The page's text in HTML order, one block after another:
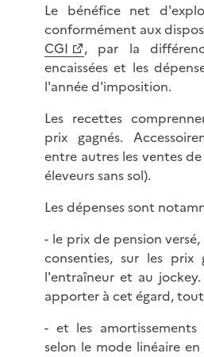
Le bénéfice net
conformément aux
CGI
, par la
encaissées et les
l'année d'imposition.
Les recettes
prix gagnés.
entre autres les ventes
éleveurs sans sol).
Les dépenses sont
- le prix de pension
consenties, sur les prix
l'entraîneur et au
apporter à cet égard,
- et les amortissements
selon le mode linéaire